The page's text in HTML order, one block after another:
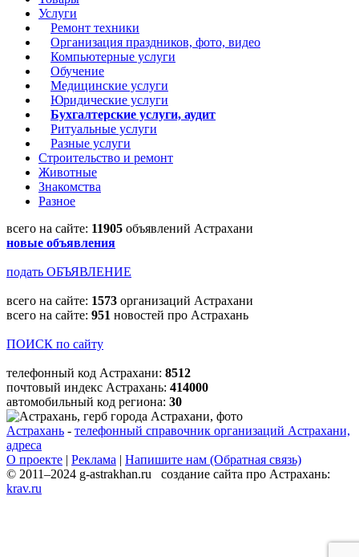
Услуги
Ремонт техники
Организация праздников, фото, видео
Компьютерные услуги
Обучение
Медицинские услуги
Юридические услуги
Бухгалтерские услуги, аудит
Ритуальные услуги
Разные услуги
Строительство и ремонт
Животные
Знакомства
Разное
всего на сайте: 11905 объявлений Астрахани
новые объявления
подать ОБЪЯВЛЕНИЕ
всего на сайте: 1573 организаций Астрахани
всего на сайте: 951 новостей про Астрахань
ПОИСК по сайту
телефонный код Астрахани: 8512
почтовый индекс Астрахань: 414000
автомобильный код региона: 30
Астрахань - телефонный справочник организаций Астрахани,
адреса
О проекте | Реклама | Напишите нам (Обратная связь)
© 2011–2024 g-astrakhan.ru создание сайта про Астрахань:
krav.ru